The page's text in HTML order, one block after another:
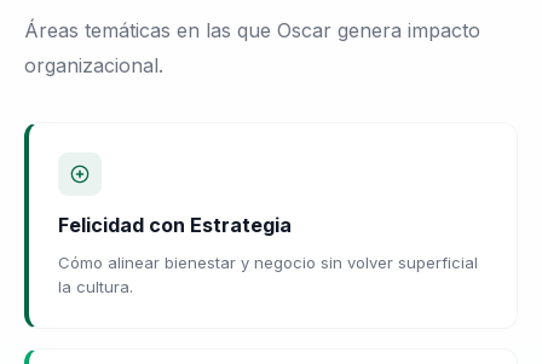
Áreas temáticas en las que Oscar genera impacto
organizacional.
Felicidad con Estrategia
Cómo alinear bienestar y negocio sin volver superficial
la cultura.